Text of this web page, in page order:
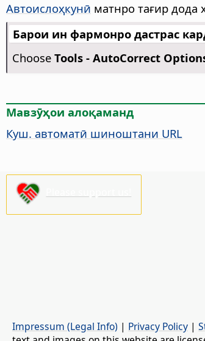
Автоислоҳкунӣ матнро тағир дода
Барои ин фармонро дастрас
Choose Tools - AutoCorrect
Мавзӯҳои алоқаманд
Куш. автоматӣ шиноштани URL
Impressum (Legal Info) | Privacy Policy |